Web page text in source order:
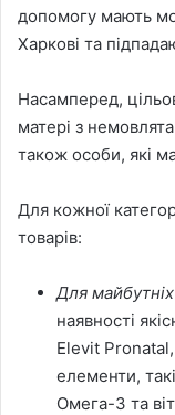
допомогу мають
Харкові та
Насамперед,
матері з
також особи, які
Для кожної
товарів:
Для
наявності
Elevit
елементи,
Омега-3 та